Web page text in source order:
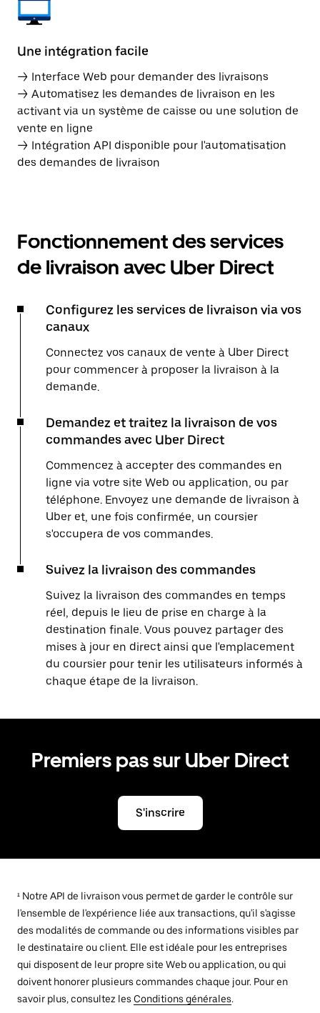
Une intégration facile
→ Interface Web pour demander des livraisons
→ Automatisez les demandes de livraison en les
activant via un système de caisse ou une solution de
vente en ligne
→ Intégration API disponible pour l'automatisation
des demandes de livraison
Fonctionnement des services
de livraison avec Uber Direct
Configurez les services de livraison via vos
canaux
Connectez vos canaux de vente à Uber Direct
pour commencer à proposer la livraison à la
demande.
Demandez et traitez la livraison de vos
commandes avec Uber Direct
Commencez à accepter des commandes en
ligne via votre site Web ou application, ou par
téléphone. Envoyez une demande de livraison à
Uber et, une fois confirmée, un coursier
s'occupera de vos commandes.
Suivez la livraison des commandes
Suivez la livraison des commandes en temps
réel, depuis le lieu de prise en charge à la
destination finale. Vous pouvez partager des
mises à jour en direct ainsi que l'emplacement
du coursier pour tenir les utilisateurs informés à
chaque étape de la livraison.
Premiers pas sur Uber Direct
S'inscrire
¹ Notre API de livraison vous permet de garder le contrôle sur
l'ensemble de l'expérience liée aux transactions, qu'il s'agisse
des modalités de commande ou des informations visibles par
le destinataire ou client. Elle est idéale pour les entreprises
qui disposent de leur propre site Web ou application, ou qui
doivent honorer plusieurs commandes chaque jour. Pour en
savoir plus, consultez les Conditions générales.